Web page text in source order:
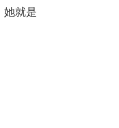
她就是